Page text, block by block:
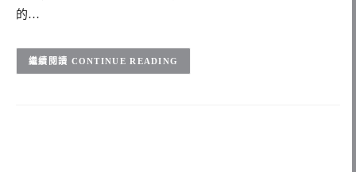
的…
CONTINUE READING